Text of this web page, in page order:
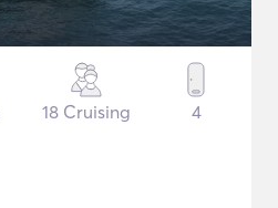
18 Cruising 4